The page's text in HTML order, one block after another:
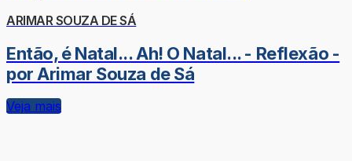
ARIMAR SOUZA DE SÁ
Então, é Natal... Ah! O Natal... - Reflexão -
por Arimar Souza de Sá
Veja mais